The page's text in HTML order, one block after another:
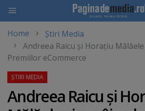
main
content
Home
Știri Media
Andreea Raicu şi Horaţiu
Premiilor eCommerce
Andreea Raicu şi